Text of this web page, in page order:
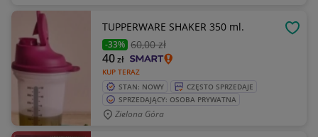
TUPPERWARE SHAKER 350 ml.
-33% 60,00 zł
KUP TERAZ
40zł
STAN: NOWY
CZĘSTO SPRZEDAJE
SPRZEDAJĄCY: OSOBA PRYWATNA
Zielona Góra